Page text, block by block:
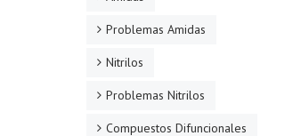
Problemas Amidas
Nitrilos
Problemas Nitrilos
Compuestos Difuncionales